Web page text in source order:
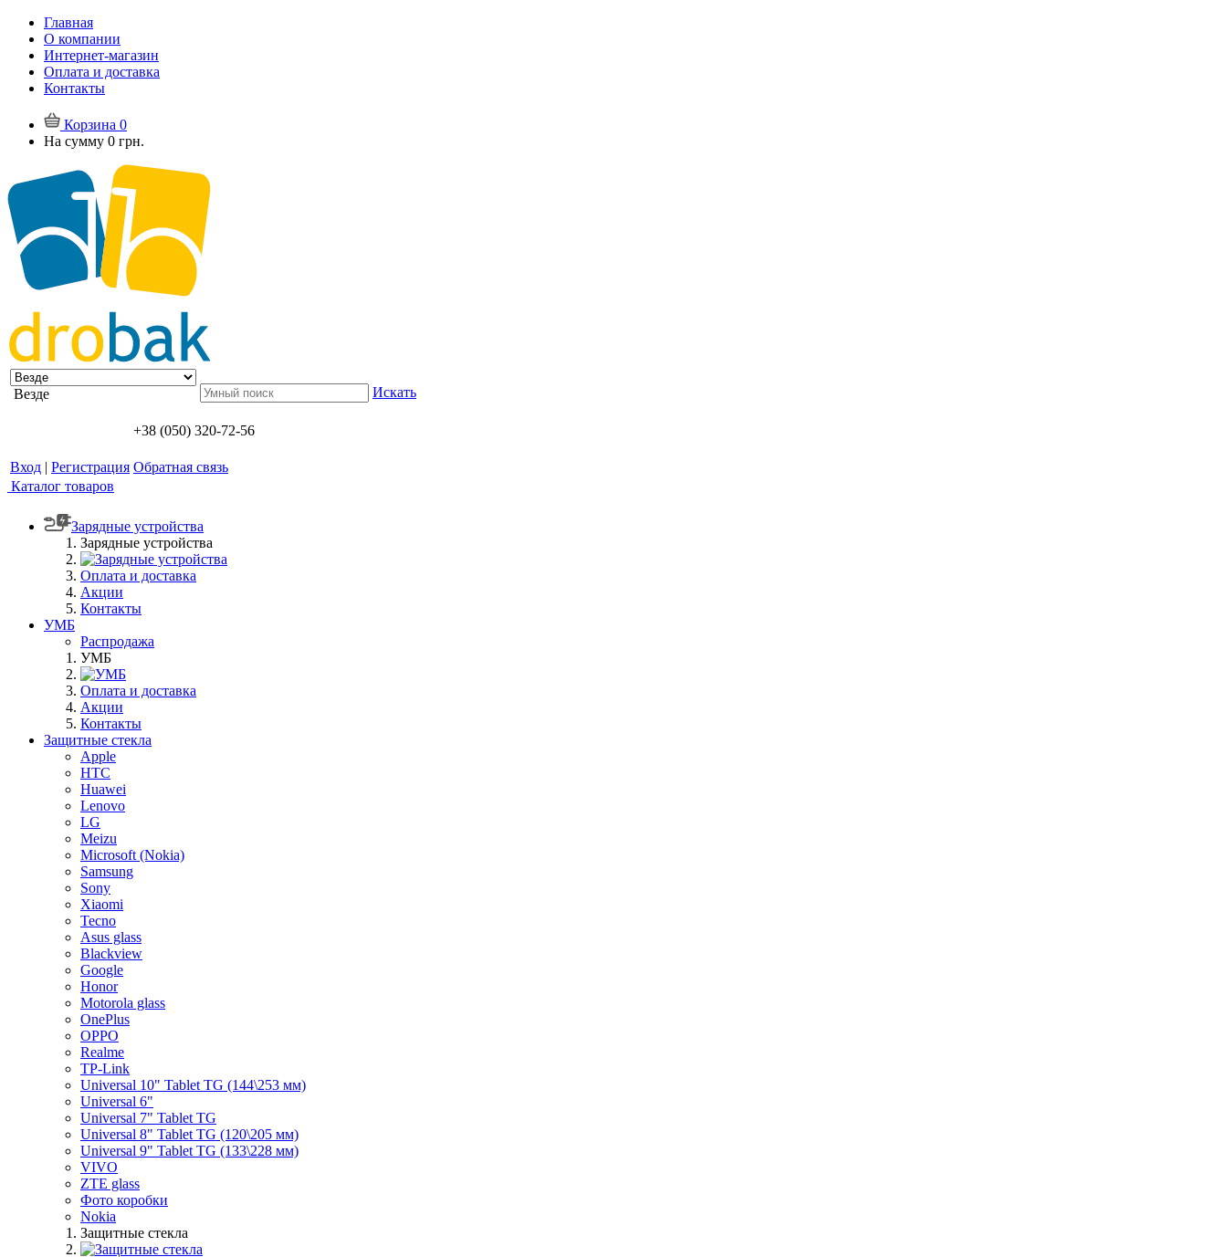
Главная
О компании
Интернет-магазин
Оплата и доставка
Контакты
Корзина 0
На сумму 0 грн.
Везде Искать
+38 (050) 320-72-56
Вход | Регистрация Обратная связь
Каталог товаров
Зарядные устройства
Зарядные устройства
Оплата и доставка
Акции
Контакты
УМБ
Распродажа
УМБ
Оплата и доставка
Акции
Контакты
Защитные стекла
Apple
HTC
Huawei
Lenovo
LG
Meizu
Microsoft (Nokia)
Samsung
Sony
Xiaomi
Tecno
Asus glass
Blackview
Google
Honor
Motorola glass
OnePlus
OPPO
Realme
TP-Link
Universal 10" Tablet TG (144\253 мм)
Universal 6"
Universal 7" Tablet TG
Universal 8" Tablet TG (120\205 мм)
Universal 9" Tablet TG (133\228 мм)
VIVO
ZTE glass
Фото коробки
Nokia
Защитные стекла